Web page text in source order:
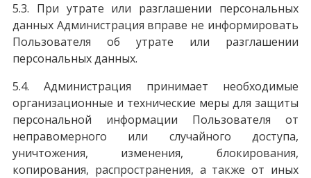
5.3. При утрате или разглашении персональных
данных Администрация вправе не информировать
Пользователя об утрате или разглашении
персональных данных.
5.4. Администрация принимает необходимые
организационные и технические меры для защиты
персональной информации Пользователя от
неправомерного или случайного доступа,
уничтожения, изменения, блокирования,
копирования, распространения, а также от иных